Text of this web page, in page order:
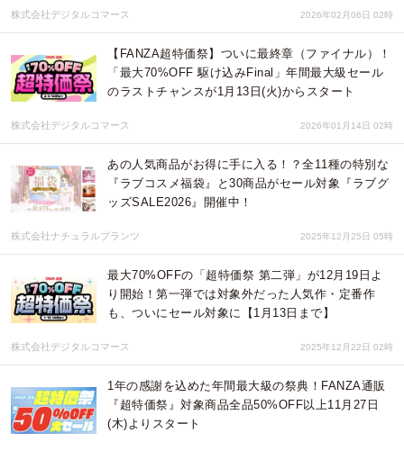
株式会社デジタルコマース 2026年02月06日 02時
【FANZA超特価祭】ついに最終章（ファイナル）！
「最大70%OFF 駆け込みFinal」年間最大級セール
のラストチャンスが1月13日(火)からスタート
株式会社デジタルコマース 2026年01月14日 02時
あの人気商品がお得に手に入る！？全11種の特別な
『ラブコスメ福袋』と30商品がセール対象『ラブグ
ッズSALE2026』開催中！
株式会社ナチュラルプランツ 2025年12月25日 05時
最大70%OFFの「超特価祭 第二弾」が12月19日よ
り開始！第一弾では対象外だった人気作・定番作
も、ついにセール対象に【1月13日まで】
株式会社デジタルコマース 2025年12月22日 02時
1年の感謝を込めた年間最大級の祭典！FANZA通販
『超特価祭』対象商品全品50%OFF以上11月27日
(木)よりスタート